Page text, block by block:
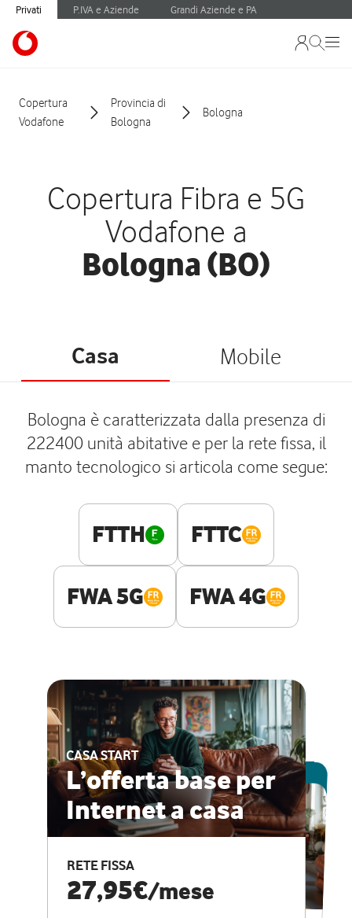
Privati P.IVA e Aziende Grandi Aziende e PA
Copertura
Vodafone
Provincia di
Bologna
Bologna
Copertura Fibra e 5G
Vodafone a
Bologna (BO)
Casa Mobile
Bologna è caratterizzata dalla presenza di
222400 unità abitative e per la rete fissa, il
manto tecnologico si articola come segue:
FTTH FTTC
FWA 5G FWA 4G
CASA START
L’offerta base per
Internet a casa
RETE FISSA
27,95€/mese
ESCLUSIVA ONLINE
CASA PRO
Internet veloce e
vantaggi speciali